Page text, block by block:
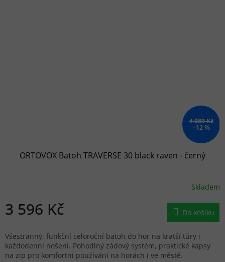
4 089 Kč
–12 %
ORTOVOX Batoh TRAVERSE 30 black raven - černý
Skladem
3 596 Kč Do košíku
Všestranný, funkční celoroční batoh do hor na kratší túry i
každodenní nošení. Pohodlný zádový systém, praktické kapsy
na zip pro komfortní používání na horách i ve městě.